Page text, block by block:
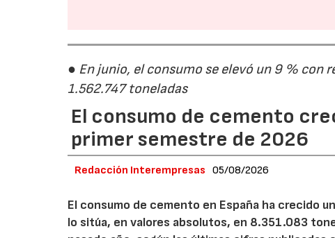
● En junio, el consumo se elevó un 9 % con
1.562.747 toneladas
El consumo de cemento
primer semestre de 2026
Redacción Interempresas 05/08/2026
El consumo de cemento en España ha crecido
lo sitúa, en valores absolutos, en 8.351.083